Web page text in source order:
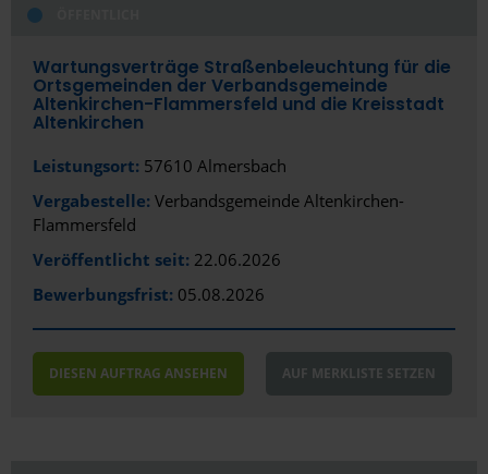
Wartungsverträge Straßenbeleuchtung für die
Ortsgemeinden der Verbandsgemeinde
Altenkirchen-Flammersfeld und die Kreisstadt
Altenkirchen
Leistungsort: 57610 Almersbach
Vergabestelle: Verbandsgemeinde Altenkirchen-
Flammersfeld
Veröffentlicht seit: 22.06.2026
Bewerbungsfrist: 05.08.2026
DIESEN AUFTRAG ANSEHEN AUF MERKLISTE SETZEN